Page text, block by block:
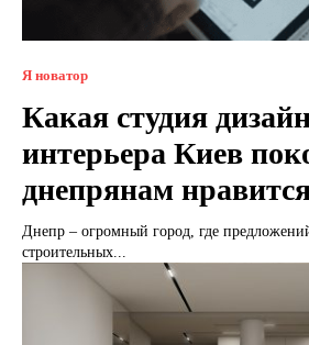
Я новатор
Какая студия
интерьера Киев
днепрянам
Днепр – огромный город, где
строительных...